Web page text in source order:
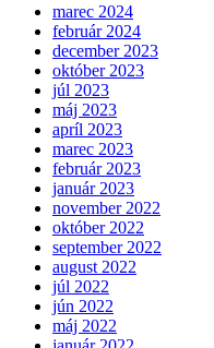
marec 2024
február 2024
december 2023
október 2023
júl 2023
máj 2023
apríl 2023
marec 2023
február 2023
január 2023
november 2022
október 2022
september 2022
august 2022
júl 2022
jún 2022
máj 2022